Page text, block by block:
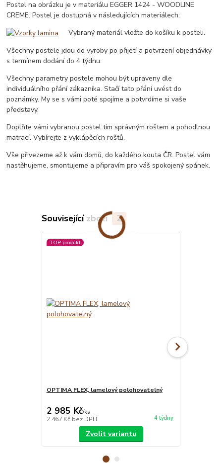
Postel na obrázku je v materiálu EGGER 1424 - WOODLINE
CREME. Postel je dostupná v následujících materiálech:
Vybraný materiál vložte do košíku k posteli.
Všechny postele jdou do vyroby po přijetí a potvrzení objednávky
s termínem dodání do 4 týdnu.
Všechny parametry postele mohou být upraveny dle
individuálního přání zákazníka. Stačí tato přání uvést do
poznámky. My se s vámi poté spojíme a potvrdíme si vaše
představy.
Doplňte vámi vybranou postel tím správným roštem a pohodlnou
matrací. Vybírejte z vyklápěcích roštů.
Vše přivezeme až k vám domů, do každého kouta ČR. Postel vám
nastěhujeme, smontujeme a připravím pro váš spokojený spánek.
Související zboží 2
TOP produkt
OPTIMA FLEX, lamelový polohovatelný
2 985 Kč/ks
2 467 Kč bez DPH 4 týdny
Zvolit variantu